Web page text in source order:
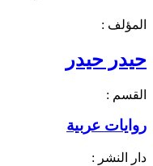
المؤلف :
حيدر حيدر
القسم :
روايات عربية
دار النشر :